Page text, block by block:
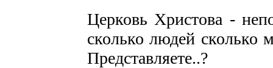
Церковь Христова -
сколько людей сколько
Представляете..?